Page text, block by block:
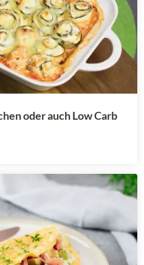
oder auch Low Carb